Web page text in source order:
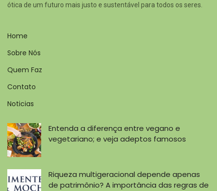
ótica de um futuro mais justo e sustentável para todos os seres.
Home
Sobre Nós
Quem Faz
Contato
Noticias
Entenda a diferença entre vegano e
vegetariano; e veja adeptos famosos
Riqueza multigeracional depende apenas
de patrimônio? A importância das regras de